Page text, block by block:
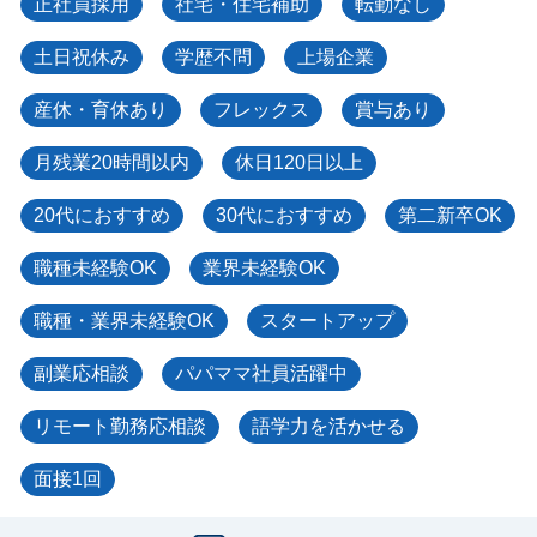
正社員採用 社宅・住宅補助 転勤なし
土日祝休み 学歴不問 上場企業
産休・育休あり フレックス 賞与あり
月残業20時間以内 休日120日以上
20代におすすめ 30代におすすめ 第二新卒OK
職種未経験OK 業界未経験OK
職種・業界未経験OK スタートアップ
副業応相談 パパママ社員活躍中
リモート勤務応相談 語学力を活かせる
面接1回